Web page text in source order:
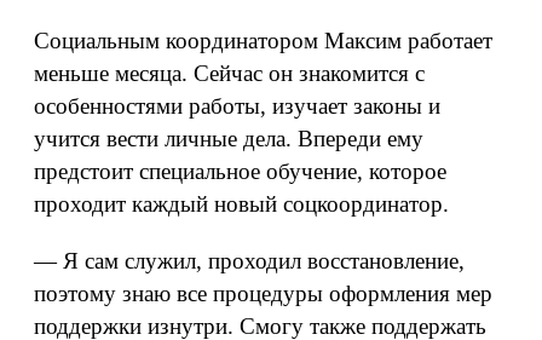
Социальным координатором Максим работает
меньше месяца. Сейчас он знакомится с
особенностями работы, изучает законы и
учится вести личные дела. Впереди ему
предстоит специальное обучение, которое
проходит каждый новый соцкоординатор.
— Я сам служил, проходил восстановление,
поэтому знаю все процедуры оформления мер
поддержки изнутри. Смогу также поддержать